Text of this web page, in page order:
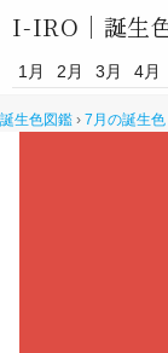
I-IRO｜ 誕生
1月 2月 3月 4月
誕生色図鑑 › 7月の誕生色